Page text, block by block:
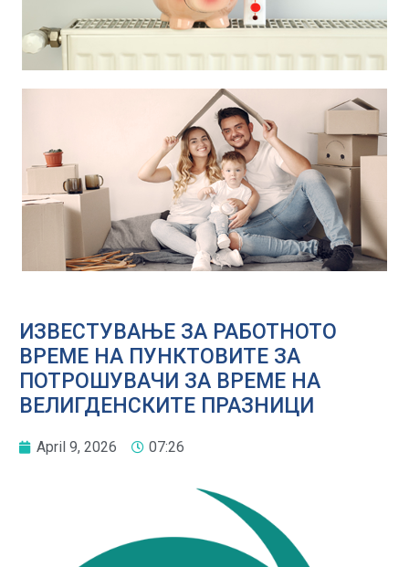
ИЗВЕСТУВАЊЕ ЗА РАБОТНОТО
ВРЕМЕ НА ПУНКТОВИТЕ ЗА
ПОТРОШУВАЧИ ЗА ВРЕМЕ НА
ВЕЛИГДЕНСКИТЕ ПРАЗНИЦИ
April 9, 2026 07:26